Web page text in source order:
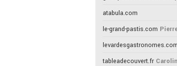
atabula.com
le-grand-pastis.com
tableadecouvert.fr